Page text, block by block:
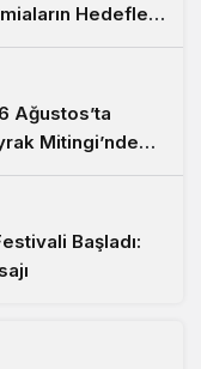
Hedefleri
Ağustos’ta
Mitingi’nde
Başladı: